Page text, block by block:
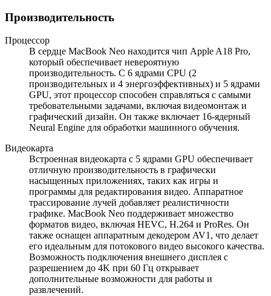
Производительность
Процессор
В сердце MacBook Neo находится чип Apple A18 Pro,
который обеспечивает невероятную
производительность. С 6 ядрами CPU (2
производительных и 4 энергоэффективных) и 5 ядрами
GPU, этот процессор способен справляться с самыми
требовательными задачами, включая видеомонтаж и
графический дизайн. Он также включает 16-ядерный
Neural Engine для обработки машинного обучения.
Видеокарта
Встроенная видеокарта с 5 ядрами GPU обеспечивает
отличную производительность в графически
насыщенных приложениях, таких как игры и
программы для редактирования видео. Аппаратное
трассирование лучей добавляет реалистичности
графике. MacBook Neo поддерживает множество
форматов видео, включая HEVC, H.264 и ProRes. Он
также оснащен аппаратным декодером AV1, что делает
его идеальным для потокового видео высокого качества.
Возможность подключения внешнего дисплея с
разрешением до 4K при 60 Гц открывает
дополнительные возможности для работы и
развлечений.